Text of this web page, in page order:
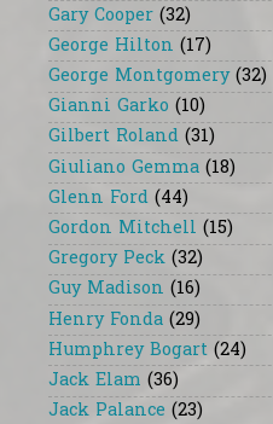
Gary Cooper (32)
George Hilton (17)
George Montgomery (32)
Gianni Garko (10)
Gilbert Roland (31)
Giuliano Gemma (18)
Glenn Ford (44)
Gordon Mitchell (15)
Gregory Peck (32)
Guy Madison (16)
Henry Fonda (29)
Humphrey Bogart (24)
Jack Elam (36)
Jack Palance (23)